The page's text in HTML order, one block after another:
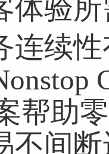
体验
连续
帮助
不间